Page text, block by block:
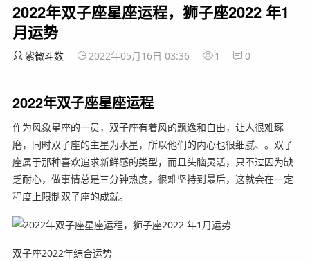
2022年双子座星座运程，狮子座2022 年1
月运势
紫微斗数 2022年05月16日 03:36 1 0
2022年双子座星座运程
作为风象星座的一员，双子座有着风的飘逸和自由，让人很难琢
磨，同时双子座的主星为水星，所以他们的内心也很细腻、。双子
座属于那种喜欢追求新鲜感的类型，而且头脑灵活，只不过因为缺
乏耐心，做事情总是三分钟热度，很难坚持到最后，这就会在一定
程度上限制双子座的成就。
双子座2022年综合运势